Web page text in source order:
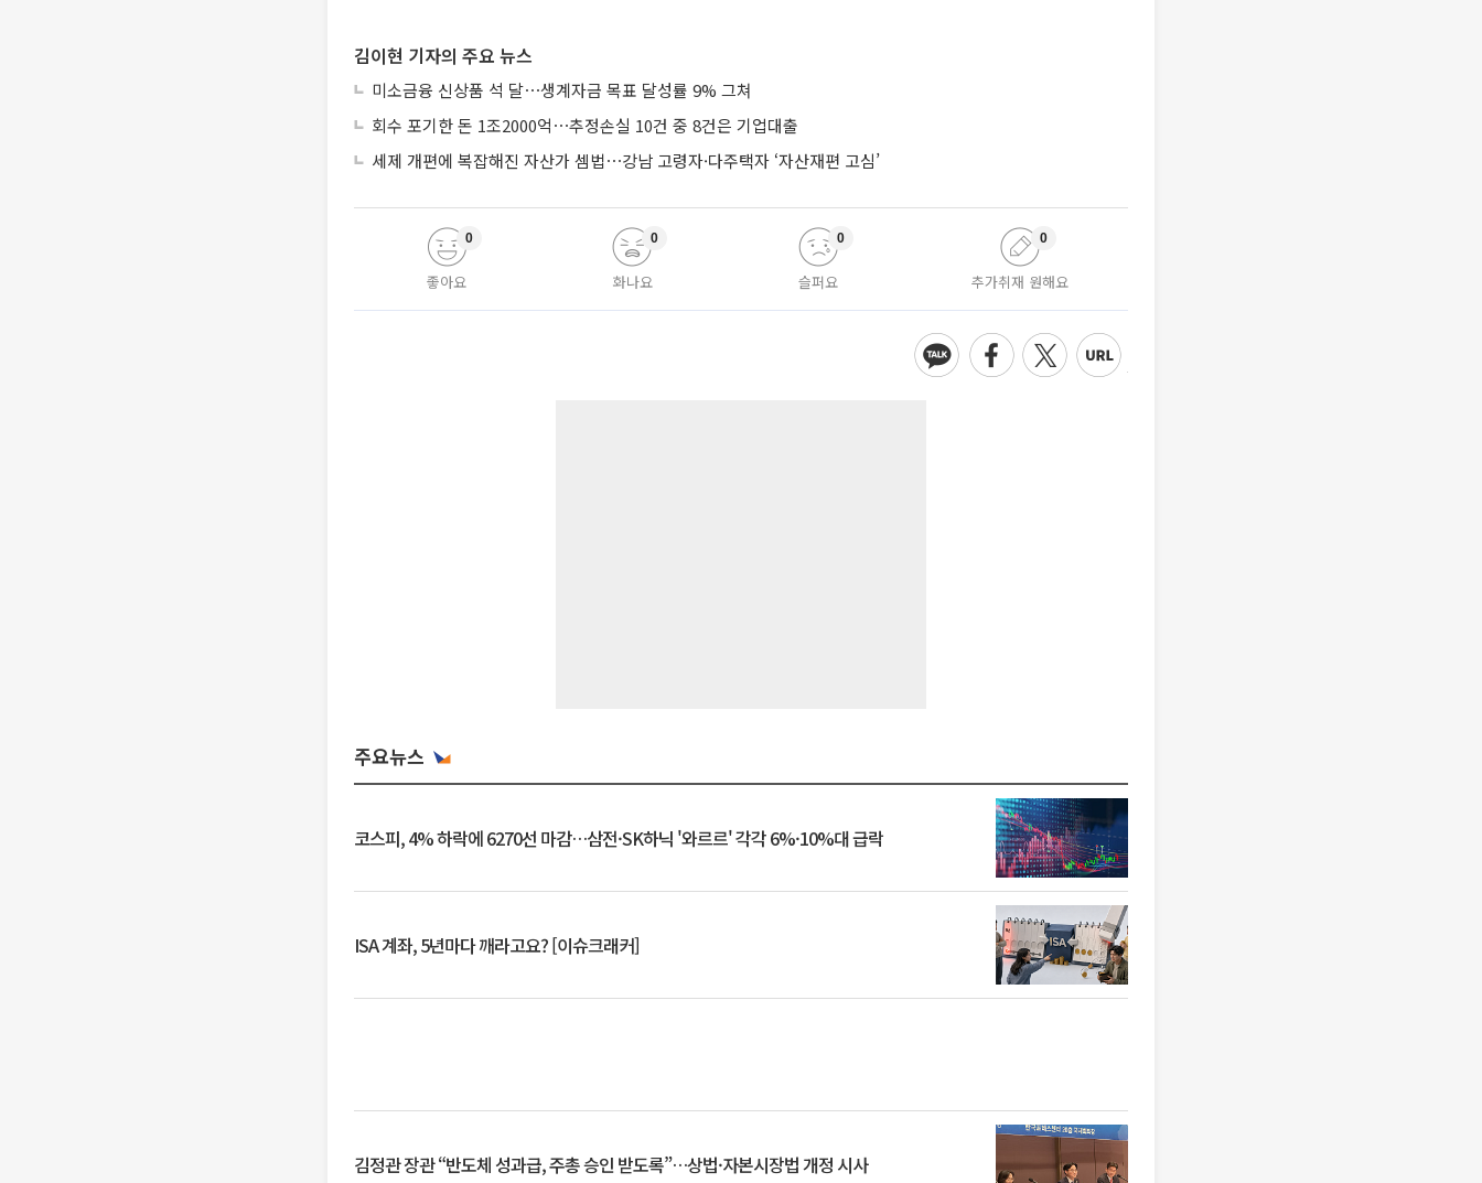
김이현 기자의 주요 뉴스
미소금융 신상품 석 달⋯생계자금 목표 달성률 9% 그쳐
회수 포기한 돈 1조2000억⋯추정손실 10건 중 8건은 기업대출
세제 개편에 복잡해진 자산가 셈법⋯강남 고령자·다주택자 ‘자산재편 고심’
좋아요
0
화나요
0
슬퍼요
0
추가취재 원해요
0
주요뉴스
코스피, 4% 하락에 6270선 마감…삼전·SK하닉 '와르르' 각각 6%·10%대 급락
ISA 계좌, 5년마다 깨라고요? [이슈크래커]
김정관 장관 “반도체 성과급, 주총 승인 받도록”…상법·자본시장법 개정 시사